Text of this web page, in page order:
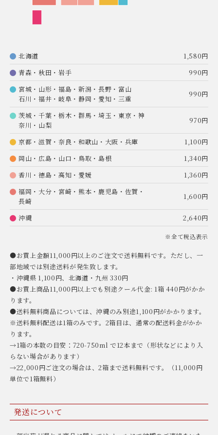
北海道
1,580円
青森・秋田・岩手
990円
宮城・山形・福島・新潟・長野・富山
石川・福井・岐阜・静岡・愛知・三重
990円
茨城・千葉・栃木・群馬・埼玉・東京・神
奈川・山梨
970円
京都・滋賀・奈良・和歌山・大阪・兵庫
1,100円
岡山・広島・山口・鳥取・島根
1,340円
香川・徳島・高知・愛媛
1,360円
福岡・大分・宮崎・熊本・鹿児島・佐賀・
長崎
1,600円
沖縄 2,640円
※全て税込表示
●お買上金額11,000円以上のご注文で送料無料です。ただし、一
部地域では別途送料が発生致します。
・沖縄県 1,100円、北海道・九州 330円
●お買上商品11,000円以上でも別途クール代金: 1箱 440円がかか
ります。
●送料無料商品については、沖縄のみ別途1,100円がかかります。
※送料無料配送は1箱のみです。2箱目は、通常の配送料金がかか
ります。
→1箱の本数の目安：720-750ml で12本まで（形状などにより入
らない場合があります）
→22,000円ご注文の場合は、2箱まで送料無料です。（11,000円
単位で1箱無料）
発送について